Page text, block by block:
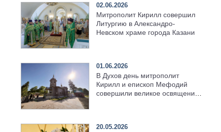
02.06.2026
Митрополит Кирилл совершил
Литургию в Александро-
Невском храме города Казани
01.06.2026
В Духов день митрополит
Кирилл и епископ Мефодий
совершили великое освящение
20.05.2026